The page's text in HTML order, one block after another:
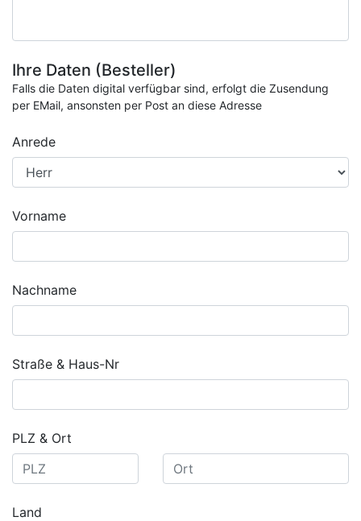
Ihre Daten (Besteller)
Falls die Daten digital verfügbar sind, erfolgt die Zusendung
per EMail, ansonsten per Post an diese Adresse
Anrede
Vorname
Nachname
Straße & Haus-Nr
PLZ & Ort
Land